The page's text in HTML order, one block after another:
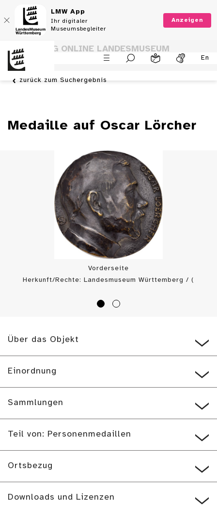
LMW App
Ihr digitaler
Museumsbegleiter
Anzeigen
En
SAMMLUNG ONLINE LANDESMUSEUM
WÜRTTEMBERG
zurück zum Suchergebnis
Medaille auf Oscar Lörcher
Vorderseite
Herkunft/Rechte: Landesmuseum Württemberg / (
Über das Objekt
Einordnung
Sammlungen
Teil von: Personenmedaillen
Ortsbezug
Downloads und Lizenzen